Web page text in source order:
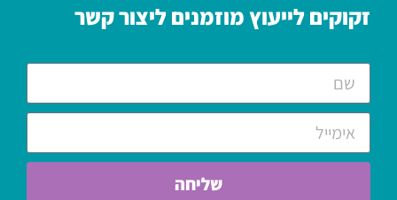
זקוקים לייעוץ מוזמנים ליצור קשר
שליחה